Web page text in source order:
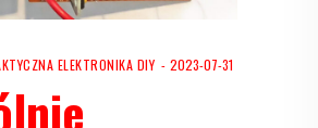
ELEKTRONIKA DIY 2023-07-31